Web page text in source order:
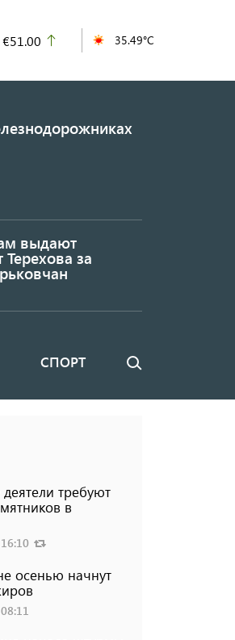
up
€51.00 35.49°C
выдают
за
СПОРТ Поиск
требуют
в
осенью начнут